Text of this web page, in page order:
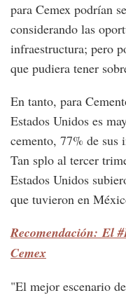
para Cemex podrían
considerando las
infraestructura; pero
que pudiera tener
En tanto, para
Estados Unidos es
cemento, 77% de sus
Tan splo al tercer
Estados Unidos
que tuvieron en
Recomendación: El
Cemex
"El mejor escenario